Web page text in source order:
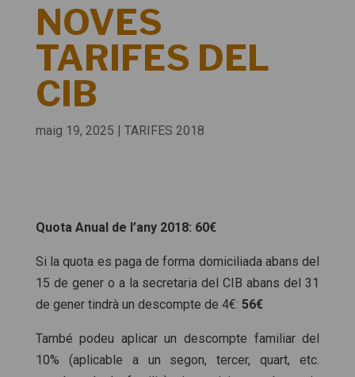
NOVES
TARIFES DEL
CIB
maig 19, 2025 | TARIFES 2018
Quota Anual de l’any 2018: 60€
Si la quota es paga de forma domiciliada abans del
15 de gener o a la secretaria del CIB abans del 31
de gener tindrà un descompte de 4€: 56€
També podeu aplicar un descompte familiar del
10% (aplicable a un segon, tercer, quart, etc.